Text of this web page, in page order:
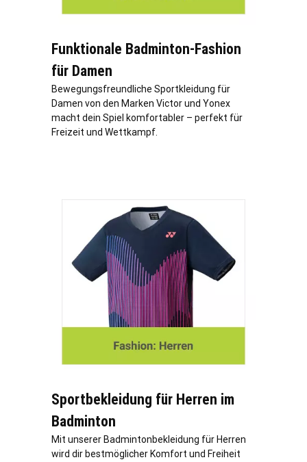
Funktionale Badminton-Fashion
für Damen
Bewegungsfreundliche Sportkleidung für
Damen von den Marken Victor und Yonex
macht dein Spiel komfortabler – perfekt für
Freizeit und Wettkampf.
Sportbekleidung für Herren im
Badminton
Mit unserer Badmintonbekleidung für Herren
wird dir bestmöglicher Komfort und Freiheit